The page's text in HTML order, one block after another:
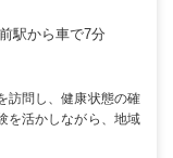
駅から車で7分
訪問し、健康状態の確
を活かしながら、地域